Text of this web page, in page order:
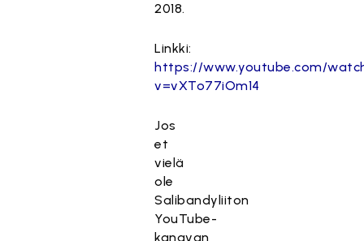
2018.
Linkki:
https://www.youtube.com/
v=vXTo77iOm14
Jos
et
vielä
ole
Salibandyliiton
YouTube-
kanavan